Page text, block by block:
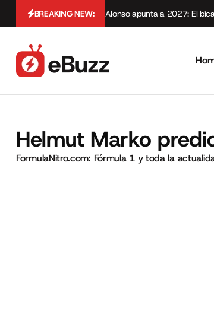
BREAKING NEW: Alonso apunta a 2027: El
Helmut Marko
FormulaNitro.com: Fórmula 1 y toda la